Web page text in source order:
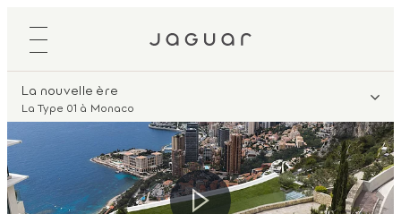
La nouvelle ère
La Type 01 à Monaco